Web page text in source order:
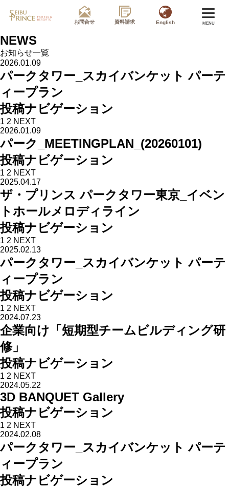
お問合せ 資料請求 English MENU
NEWS
お知らせ一覧
2026.01.09
パークタワー_スカイバンケット パーテ
ィープラン
投稿ナビゲーション
1 2 NEXT
2026.01.09
パーク_MEETINGPLAN_(20260101)
投稿ナビゲーション
1 2 NEXT
2025.04.17
ザ・プリンス パークタワー東京_イベン
トホールメロディライン
投稿ナビゲーション
1 2 NEXT
2025.02.13
パークタワー_スカイバンケット パーテ
ィープラン
投稿ナビゲーション
1 2 NEXT
2024.07.23
企業向け「短期型チームビルディング研
修」
投稿ナビゲーション
1 2 NEXT
2024.05.22
3D BANQUET Gallery
投稿ナビゲーション
1 2 NEXT
2024.02.08
パークタワー_スカイバンケット パーテ
ィープラン
投稿ナビゲーション